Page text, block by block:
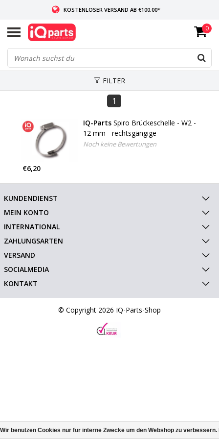
KOSTENLOSER VERSAND AB €100,00*
WENN AUF LAGER: VOR 14:00 UHR BESTELLT, VERSAND AM SELBEN TAG
WELTWEITE LIEFERUNG
0
FILTER
1
IQ-Parts Spiro Brückeschelle - W2 -
12 mm - rechtsgängige
Noch keine Bewertungen
€6,20
KUNDENDIENST
MEIN KONTO
INTERNATIONAL
ZAHLUNGSARTEN
VERSAND
SOCIALMEDIA
KONTAKT
© Copyright 2026 IQ-Parts-Shop
Wir benutzen Cookies nur für interne Zwecke um den Webshop zu